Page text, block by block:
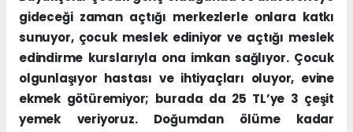
gideceği zaman açtığı merkezlerle onlara katkı
sunuyor, çocuk meslek ediniyor ve açtığı meslek
edindirme kurslarıyla ona imkan sağlıyor. Çocuk
olgunlaşıyor hastası ve ihtiyaçları oluyor, evine
ekmek götüremiyor; burada da 25 TL’ye 3 çeşit
yemek veriyoruz. Doğumdan ölüme kadar